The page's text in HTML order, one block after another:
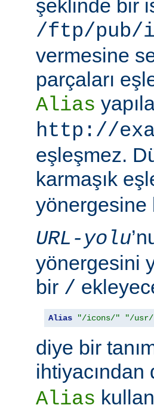
şeklinde bir
/ftp/pub/
vermesine
parçaları
Alias
http://
eşleşmez.
karmaşık
yönergesine
URL-yolu
yönergesini
bir /
Alias "/icons/" "/usr/
diye bir
ihtiyacından
Alias